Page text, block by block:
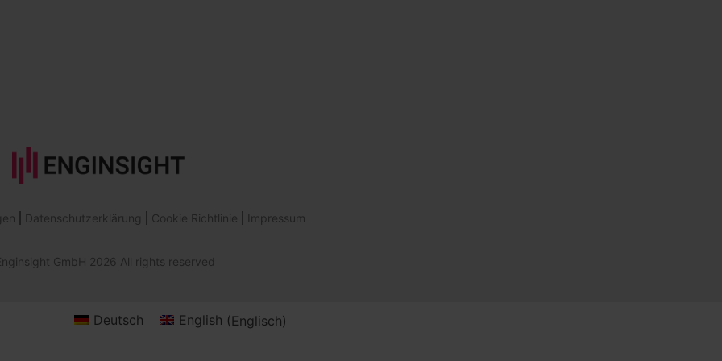
Datenschutzerklärung Cookie Richtlinie Impressum
GmbH 2026 All rights reserved
Deutsch English (Englisch)